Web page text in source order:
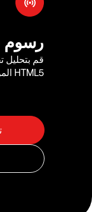
رسوم
قم بتحليل
HTML5 الموثوقة والسريعة عبر أكثر من 25 مؤشر